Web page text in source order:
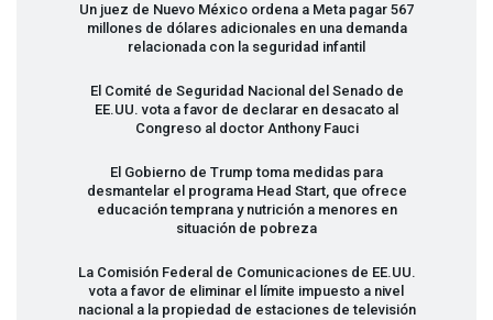
Un juez de Nuevo México ordena a Meta pagar 567
millones de dólares adicionales en una demanda
relacionada con la seguridad infantil
El Comité de Seguridad Nacional del Senado de
EE.UU. vota a favor de declarar en desacato al
Congreso al doctor Anthony Fauci
El Gobierno de Trump toma medidas para
desmantelar el programa Head Start, que ofrece
educación temprana y nutrición a menores en
situación de pobreza
La Comisión Federal de Comunicaciones de EE.UU.
vota a favor de eliminar el límite impuesto a nivel
nacional a la propiedad de estaciones de televisión